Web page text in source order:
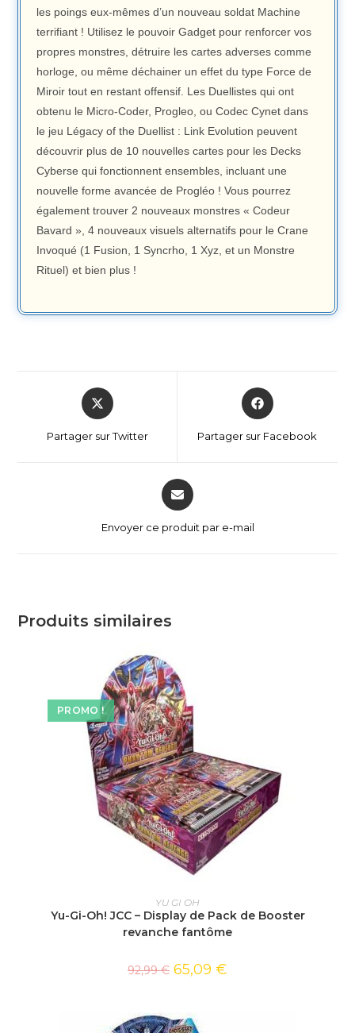
les poings eux-mêmes d’un nouveau soldat Machine
terrifiant ! Utilisez le pouvoir Gadget pour renforcer vos
propres monstres, détruire les cartes adverses comme
horloge, ou même déchainer un effet du type Force de
Miroir tout en restant offensif. Les Duellistes qui ont
obtenu le Micro-Coder, Progleo, ou Codec Cynet dans
le jeu Légacy of the Duellist : Link Evolution peuvent
découvrir plus de 10 nouvelles cartes pour les Decks
Cyberse qui fonctionnent ensembles, incluant une
nouvelle forme avancée de Progléo ! Vous pourrez
également trouver 2 nouveaux monstres « Codeur
Bavard », 4 nouveaux visuels alternatifs pour le Crane
Invoqué (1 Fusion, 1 Syncrho, 1 Xyz, et un Monstre
Rituel) et bien plus !
Partager sur Twitter Partager sur Facebook
Envoyer ce produit par e-mail
Produits similaires
PROMO !
AJOUTER AU PANIER
YU GI OH
Yu-Gi-Oh! JCC – Display de Pack de Booster
revanche fantôme
92,99€ 65,09 €